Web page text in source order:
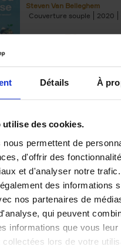
Détails À
utilise des cookies.
nous permettent de
d'offrir des
et d'analyser notre
des informations
nos partenaires de
qui peuvent
informations que vous leur
collectées lors de votre
Steven Van Belleghem
Couverture souple
2020
€37,50
Building Bonds
Business
Jochen Roef Jozefien De
Couverture souple
2025
€29,99